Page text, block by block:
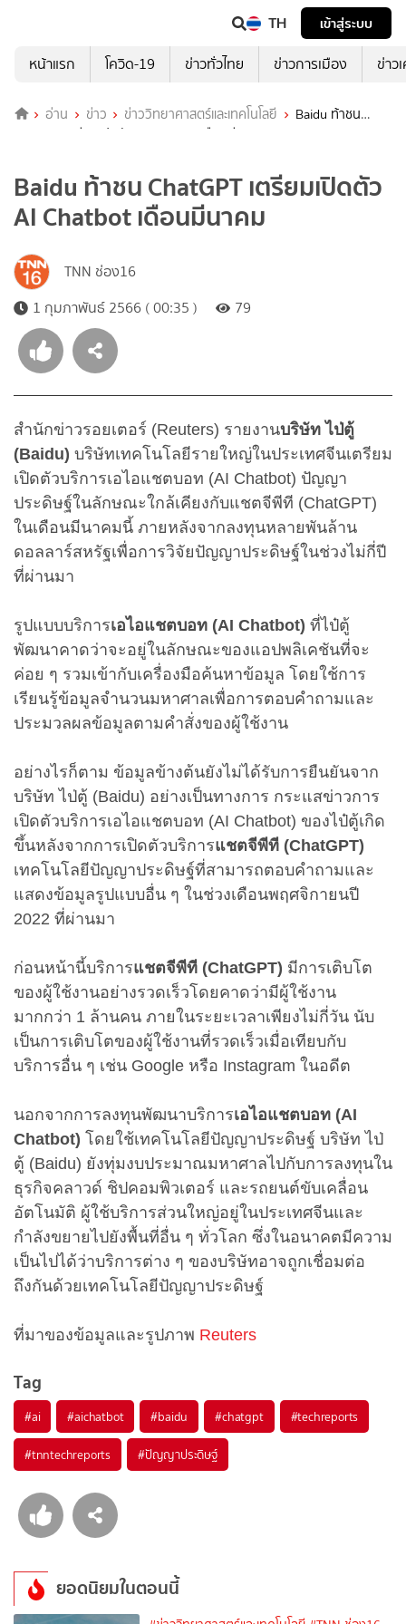
TH
เข้าสู่ระบบ
หน้าแรก
โควิด-19 ข่าวทั่วไทย ข่าวการเมือง ข่าว
อ่าน ข่าว ข่าววิทยาศาสตร์และเทคโนโลยี
Baidu ท้าชน
ChatGPT เตรียมเปิดตัว AI Chatbot เดือนมีนาคม
Baidu ท้าชน ChatGPT เตรียมเปิดตัว
AI Chatbot เดือนมีนาคม
TNN ช่อง16
1 กุมภาพันธ์ 2566 ( 00:35 )
79
สำนักข่าวรอยเตอร์ (Reuters) รายงานบริษัท ไป่ตู้
(Baidu) บริษัทเทคโนโลยีรายใหญ่ในประเทศจีนเตรียม
เปิดตัวบริการเอไอแชตบอท (AI Chatbot) ปัญญา
ประดิษฐ์ในลักษณะใกล้เคียงกับแชตจีพีที (ChatGPT)
ในเดือนมีนาคมนี้ ภายหลังจากลงทุนหลายพันล้าน
ดอลลาร์สหรัฐเพื่อการวิจัยปัญญาประดิษฐ์ในช่วงไม่กี่ปี
ที่ผ่านมา
รูปแบบบริการเอไอแชตบอท (AI Chatbot) ที่ไป๋ตู้
พัฒนาคาดว่าจะอยู่ในลักษณะของแอปพลิเคชันที่จะ
ค่อย ๆ รวมเข้ากับเครื่องมือค้นหาข้อมูล โดยใช้การ
เรียนรู้ข้อมูลจำนวนมหาศาลเพื่อการตอบคำถามและ
ประมวลผลข้อมูลตามคำสั่งของผู้ใช้งาน
อย่างไรก็ตาม ข้อมูลข้างต้นยังไม่ได้รับการยืนยันจาก
บริษัท ไป่ตู้ (Baidu) อย่างเป็นทางการ กระแสข่าวการ
เปิดตัวบริการเอไอแชตบอท (AI Chatbot) ของไป๋ตู้เกิด
ขึ้นหลังจากการเปิดตัวบริการแชตจีพีที (ChatGPT)
เทคโนโลยีปัญญาประดิษฐ์ที่สามารถตอบคำถามและ
แสดงข้อมูลรูปแบบอื่น ๆ ในช่วงเดือนพฤศจิกายนปี
2022 ที่ผ่านมา
ก่อนหน้านี้บริการแชตจีพีที (ChatGPT) มีการเติบโต
ของผู้ใช้งานอย่างรวดเร็วโดยคาดว่ามีผู้ใช้งาน
มากกว่า 1 ล้านคน ภายในระยะเวลาเพียงไม่กี่วัน นับ
เป็นการเติบโตของผู้ใช้งานที่รวดเร็วเมื่อเทียบกับ
บริการอื่น ๆ เช่น Google หรือ Instagram ในอดีต
นอกจากการลงทุนพัฒนาบริการเอไอแชตบอท (AI
Chatbot) โดยใช้เทคโนโลยีปัญญาประดิษฐ์ บริษัท ไป่
ตู้ (Baidu) ยังทุ่มงบประมาณมหาศาลไปกับการลงทุนใน
ธุรกิจคลาวด์ ชิปคอมพิวเตอร์ และรถยนต์ขับเคลื่อน
อัตโนมัติ ผู้ใช้บริการส่วนใหญ่อยู่ในประเทศจีนและ
กำลังขยายไปยังพื้นที่อื่น ๆ ทั่วโลก ซึ่งในอนาคตมีความ
เป็นไปได้ว่าบริการต่าง ๆ ของบริษัทอาจถูกเชื่อมต่อ
ถึงกันด้วยเทคโนโลยีปัญญาประดิษฐ์
ที่มาของข้อมูลและรูปภาพ Reuters
Tag
#ai #aichatbot #baidu #chatgpt #techreports
#tnntechreports #ปัญญาประดิษฐ์
ยอดนิยมในตอนนี้